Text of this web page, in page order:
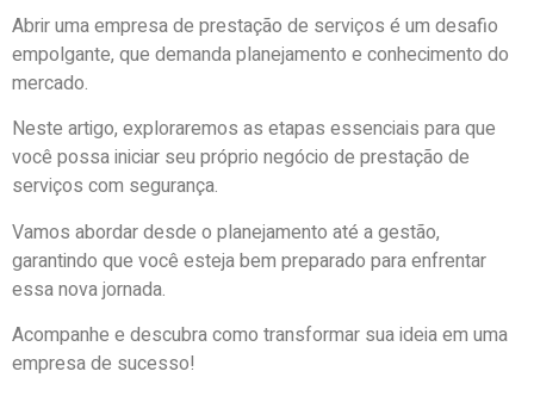
Abrir uma empresa de prestação de serviços é um desafio
empolgante, que demanda planejamento e conhecimento do
mercado.
Neste artigo, exploraremos as etapas essenciais para que
você possa iniciar seu próprio negócio de prestação de
serviços com segurança.
Vamos abordar desde o planejamento até a gestão,
garantindo que você esteja bem preparado para enfrentar
essa nova jornada.
Acompanhe e descubra como transformar sua ideia em uma
empresa de sucesso!